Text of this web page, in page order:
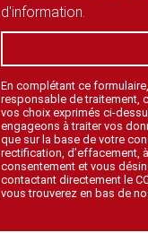
d'information.
En complétant ce
responsable de traitement,
vos choix exprimés ci-
engageons à traiter vos
que sur la base de votre
rectification, d’effacement,
consentement et vous
contactant directement le
vous trouverez en bas de